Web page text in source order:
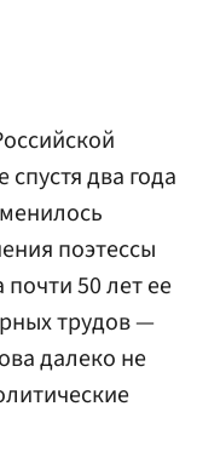
два года
поэтессы
50 лет ее
трудов —
далеко не